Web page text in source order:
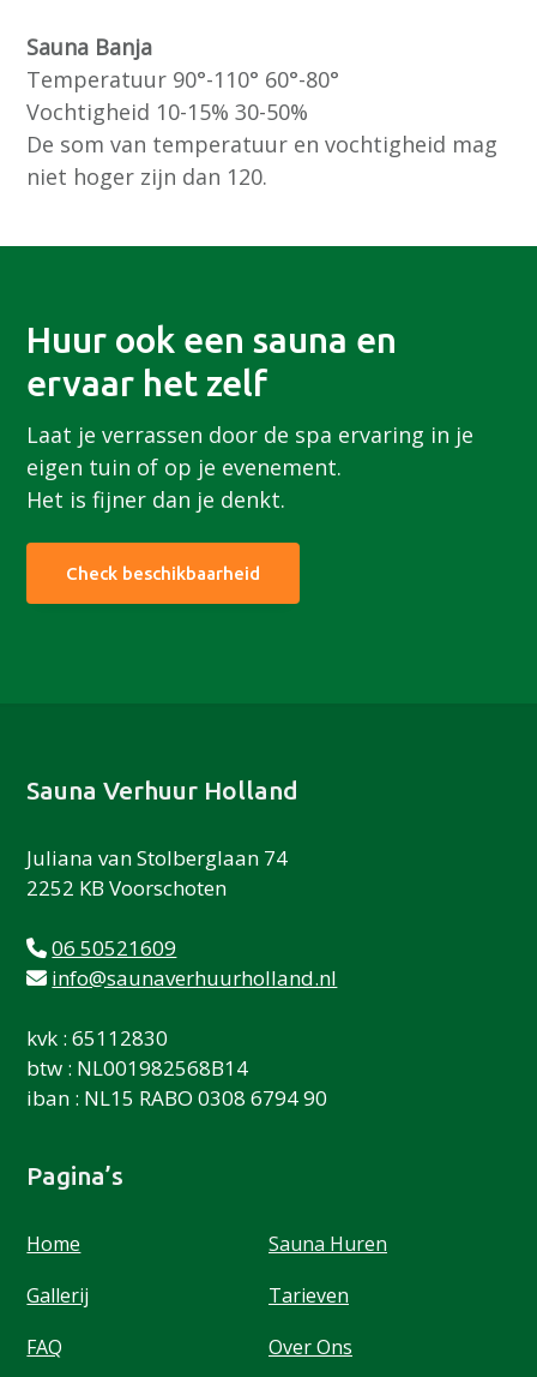
Sauna Banja
Temperatuur 90°-110° 60°-80°
Vochtigheid 10-15% 30-50%
De som van temperatuur en vochtigheid mag
niet hoger zijn dan 120.
Huur ook een sauna en
ervaar het zelf
Laat je verrassen door de spa ervaring in je
eigen tuin of op je evenement.
Het is fijner dan je denkt.
Check beschikbaarheid
Footer
Sauna Verhuur Holland
Juliana van Stolberglaan 74
2252 KB Voorschoten
06 50521609
info@saunaverhuurholland.nl
kvk : 65112830
btw : NL001982568B14
iban : NL15 RABO 0308 6794 90
Pagina’s
Home
Sauna Huren
Gallerij
Tarieven
FAQ
Over Ons